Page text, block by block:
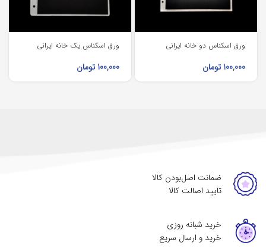
ورق اسکناس دو خانه ایرانی
100,000 تومان
ورق اسکناس یک خانه ایرانی
100,000 تومان
ضمانت اصل‌بودن کالا
تایید اصالت کالا
خرید شبانه روزی
خرید و ارسال سریع